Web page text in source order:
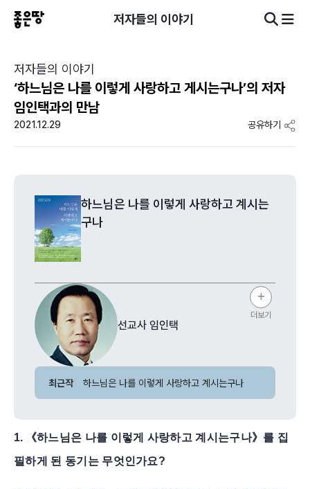
저자들의 이야기
저자들의 이야기
‘하느님은 나를 이렇게 사랑하고 게시는구나’의 저자
임인택과의 만남
2021.12.29 공유하기
하느님은 나를 이렇게 사랑하고 계시는
구나
선교사 임인택
더보기
최근작 하느님은 나를 이렇게 사랑하고 계시는구나
1. 《하느님은 나를 이렇게 사랑하고 계시는구나》 를 집
필하게 된 동기는 무엇인가요 ?